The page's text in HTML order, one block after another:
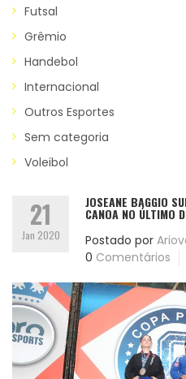
Futsal
Grêmio
Handebol
Internacional
Outros Esportes
Sem categoria
Voleibol
21
Jan 2020
JOSEANE BAGGIO
CANOA NO ÚLTIMO
Postado por
0 Comentários